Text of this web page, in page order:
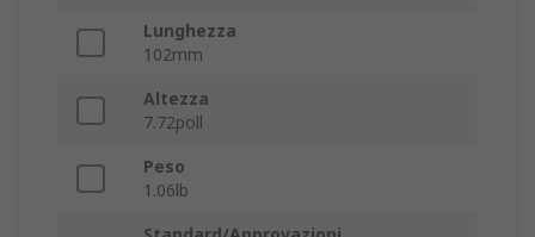
Lunghezza
102mm
Altezza
7.72poll
Peso
1.06lb